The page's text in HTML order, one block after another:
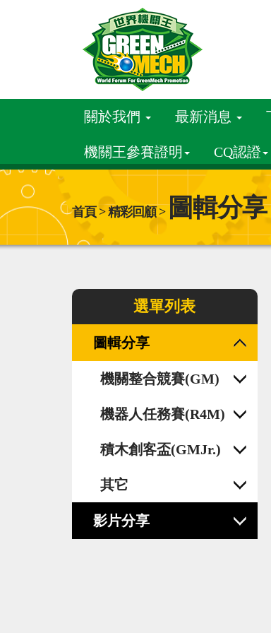
關於我們 最新消息
機關王參賽證明 CQ認證
首頁 > 精彩回顧 >圖輯分享
選單列表
圖輯分享
機關整合競賽(GM)
機器人任務賽(R4M)
積木創客盃(GMJr.)
其它
影片分享